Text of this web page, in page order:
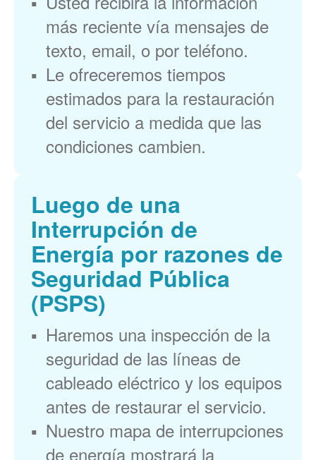
más reciente vía mensajes de
texto, email, o por teléfono.
Le ofreceremos tiempos
estimados para la restauración
del servicio a medida que las
condiciones cambien.
Luego de una
Interrupción de
Energía por razones de
Seguridad Pública
(PSPS)
Haremos una inspección de la
seguridad de las líneas de
cableado eléctrico y los equipos
antes de restaurar el servicio.
Nuestro mapa de interrupciones
de energía mostrará la